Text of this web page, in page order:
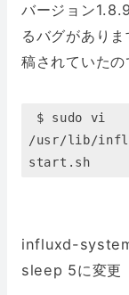
バージョン
るバグがあり
稿されていたの
$ sudo vi
/usr/lib/
start.sh
influxd-
sleep 5に変更